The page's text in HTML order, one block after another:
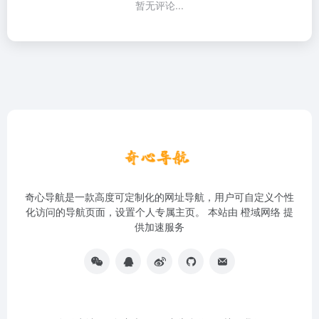
暂无评论...
奇心导航是一款高度可定制化的网址导航，用户可自定义个性
化访问的导航页面，设置个人专属主页。 本站由 橙域网络 提
供加速服务